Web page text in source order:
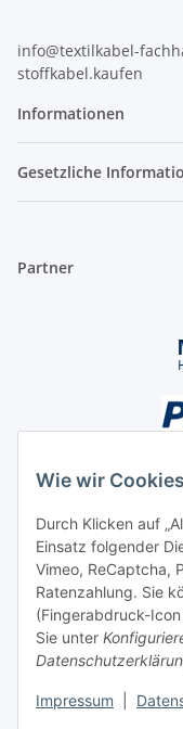
Wie wir
Durch Klicken auf
Einsatz folgender
Vimeo, ReCaptcha,
Ratenzahlung. Sie
(Fingerabdruck-
Sie unter
Impressum
info@textilkabel-
stoffkabel.kaufen
Informationen
Gesetzliche
Partner
Unsere Seiten
Social Media